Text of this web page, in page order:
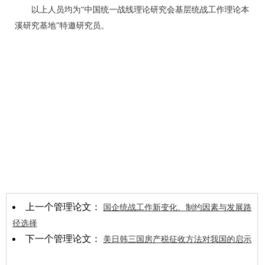
以上人员均为“中国统一战线理论研究会基层统战工作理论本
溪研究基地”特邀研究员。
上一个管理论文：
国企统战工作新变化、制约因素与发展路
径选择
下一个管理论文： 美日韩三国房产税征收方法对我国的启示